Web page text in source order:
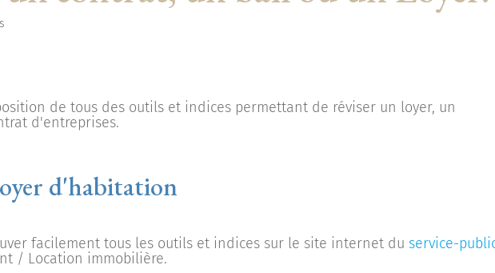
de tous des outils et indices permettant de réviser un loyer, un
d'entreprises.
d'habitation
facilement tous les outils et indices sur le site internet du service-
/ Location immobilière.